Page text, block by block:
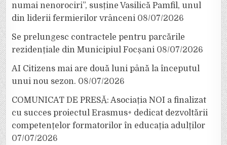
numai nenorociri”, susține Vasilică Pamfil, unul
din liderii fermierilor vrânceni 08/07/2026
Se prelungesc contractele pentru parcările
rezidențiale din Municipiul Focșani 08/07/2026
AI Citizens mai are două luni până la începutul
unui nou sezon. 08/07/2026
COMUNICAT DE PRESĂ: Asociația NOI a finalizat
cu succes proiectul Erasmus+ dedicat dezvoltării
competențelor formatorilor în educația adulților
07/07/2026